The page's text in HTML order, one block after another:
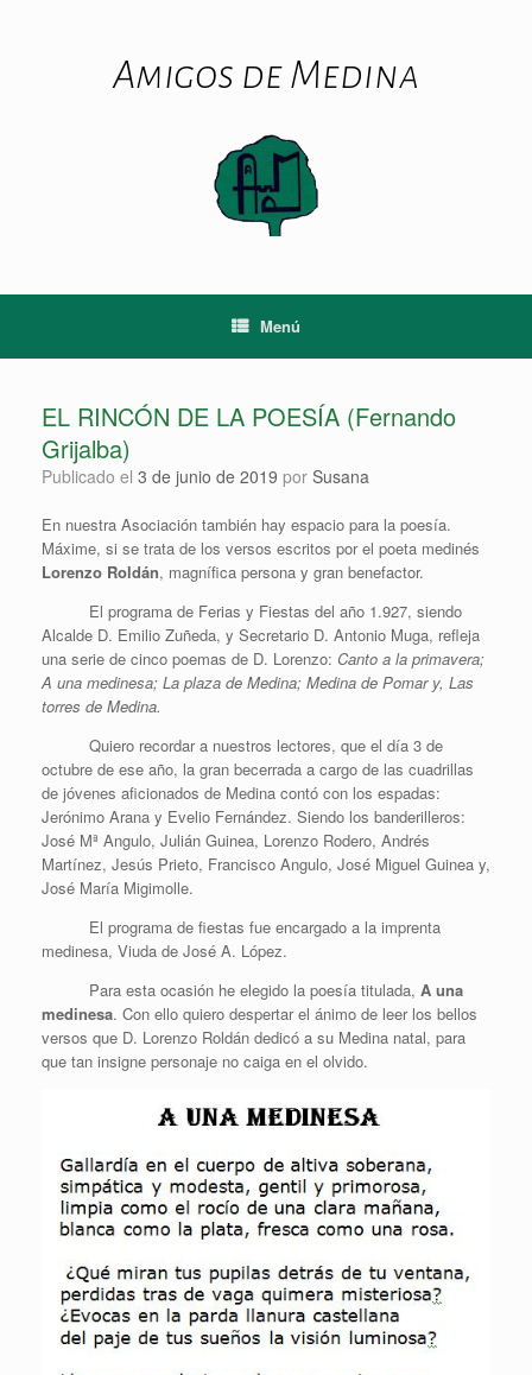
Amigos de Medina
Menú
EL RINCÓN DE LA POESÍA (Fernando
Grijalba)
Publicado el 3 de junio de 2019 por Susana
En nuestra Asociación también hay espacio para la poesía.
Máxime, si se trata de los versos escritos por el poeta medinés
Lorenzo Roldán, magnífica persona y gran benefactor.
El programa de Ferias y Fiestas del año 1.927, siendo
Alcalde D. Emilio Zuñeda, y Secretario D. Antonio Muga, refleja
una serie de cinco poemas de D. Lorenzo: Canto a la primavera;
A una medinesa; La plaza de Medina; Medina de Pomar y, Las
torres de Medina.
Quiero recordar a nuestros lectores, que el día 3 de
octubre de ese año, la gran becerrada a cargo de las cuadrillas
de jóvenes aficionados de Medina contó con los espadas:
Jerónimo Arana y Evelio Fernández. Siendo los banderilleros:
José Mª Angulo, Julián Guinea, Lorenzo Rodero, Andrés
Martínez, Jesús Prieto, Francisco Angulo, José Miguel Guinea y,
José María Migimolle.
El programa de fiestas fue encargado a la imprenta
medinesa, Viuda de José A. López.
Para esta ocasión he elegido la poesía titulada, A una
medinesa. Con ello quiero despertar el ánimo de leer los bellos
versos que D. Lorenzo Roldán dedicó a su Medina natal, para
que tan insigne personaje no caiga en el olvido.